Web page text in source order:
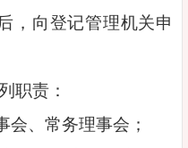
，向登记管理机关申
职责：
会、常务理事会；